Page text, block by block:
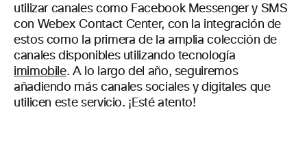
utilizar canales como Facebook Messenger y SMS
con Webex Contact Center, con la integración de
estos como la primera de la amplia colección de
canales disponibles utilizando tecnología
imimobile. A lo largo del año, seguiremos
añadiendo más canales sociales y digitales que
utilicen este servicio. ¡Esté atento!